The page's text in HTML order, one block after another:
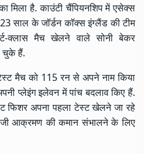
मिला है. काउंटी चैंपियनशिप में एसेक्स
साल के जॉर्डन कॉक्स इंग्लैंड की टीम
क्लास मैच खेलने वाले सोनी बेकर
चुके हैं.
मैच को 115 रन से अपने नाम किया
प्लेइंग इलेवन में पांच बदलाव किए हैं.
फिशर अपना पहला टेस्ट खेलने जा रहे
आक्रमण की कमान संभालने के लिए